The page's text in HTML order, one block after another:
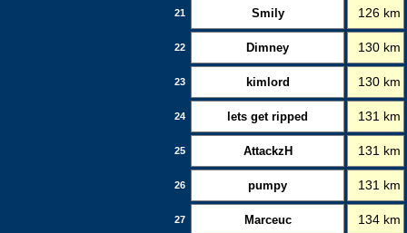
21 Smily 126 km
22 Dimney 130 km
23 kimlord 130 km
24 lets get ripped 131 km
25 AttackzH 131 km
26 pumpy 131 km
27 Marceuc 134 km